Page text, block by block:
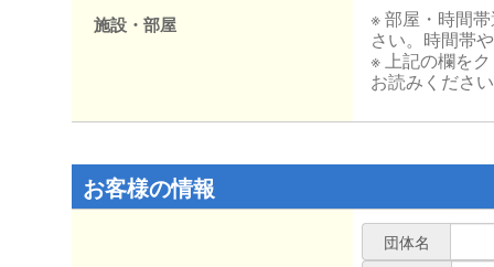
施設・部屋
※ 部屋・時間
さい。時間帯
※ 上記の欄を
お読みくださ
お客様の情報
団体名